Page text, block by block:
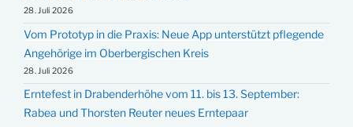
28. Juli 2026
Vom Prototyp in die Praxis: Neue App unterstützt pflegende
Angehörige im Oberbergischen Kreis
28. Juli 2026
Erntefest in Drabenderhöhe vom 11. bis 13. September:
Rabea und Thorsten Reuter neues Erntepaar